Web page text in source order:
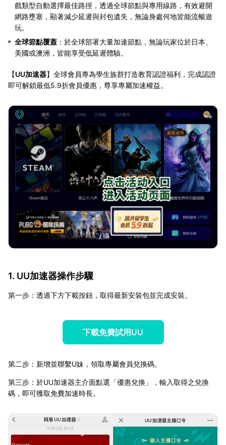
戲類型自動選擇最佳路徑，透過全球節點與專用線路，有效避開
網路壅塞，顯著減少延遲與封包遺失，無論身處何地皆能流暢遊
玩。
全球節點覆蓋 ：於全球部署大量加速節點，無論玩家位於日本、
美國或澳洲，皆能享受低延遲體驗。
【UU加速器】全球會員專為學生族群打造教育認證福利，完成認證
即可解鎖最低5.9折會員優惠，尊享專屬加速權益。
1. UU加速器操作步驟
第一步：透過下方下載按鈕，取得最新安裝包並完成安裝。
下載免費試用UU
第二步：新增並聯繫U妹，領取專屬會員兌換碼。
第三步：於UU加速器主介面點選「優惠兌換」，輸入取得之兌換
碼，即可獲取免費加速時長。